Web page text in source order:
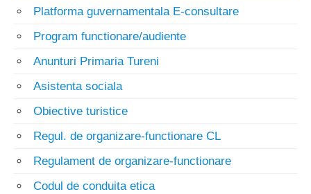
Platforma guvernamentala E-consultare
Program functionare/audiente
Anunturi Primaria Tureni
Asistenta sociala
Obiective turistice
Regul. de organizare-functionare CL
Regulament de organizare-functionare
Codul de conduita etica